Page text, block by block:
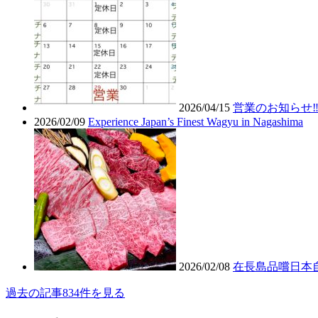
2026/04/15 営業のお知らせ‼︎
2026/02/09 Experience Japan’s Finest Wagyu in Nagashima
2026/02/08 在長島品嚐日本
過去の記事834件を見る